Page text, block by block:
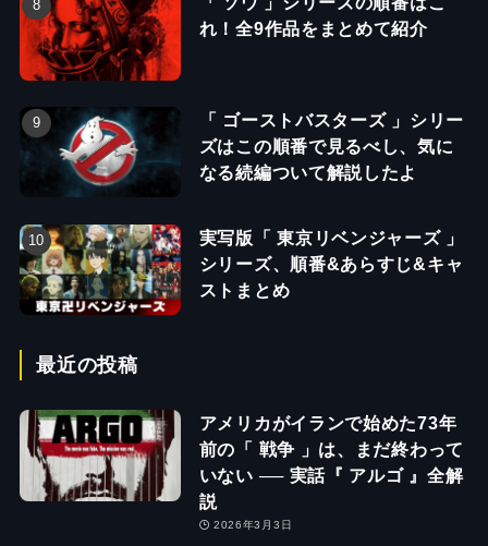
れ！全9作品をまとめて紹介
「 ゴーストバスターズ 」シリー
ズはこの順番で見るべし、気に
なる続編ついて解説したよ
実写版「 東京リベンジャーズ 」
シリーズ、順番&あらすじ&キャ
ストまとめ
最近の投稿
アメリカがイランで始めた73年
前の「 戦争 」は、まだ終わって
いない ── 実話『 アルゴ 』全解
説
2026年3月3日